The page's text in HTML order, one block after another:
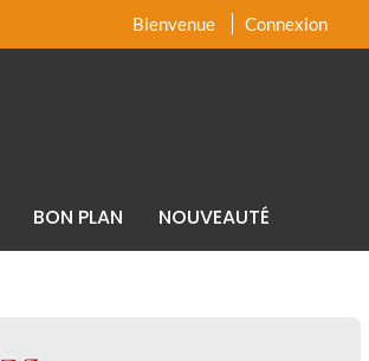
Bienvenue Connexion
BON PLAN NOUVEAUTÉ
xx